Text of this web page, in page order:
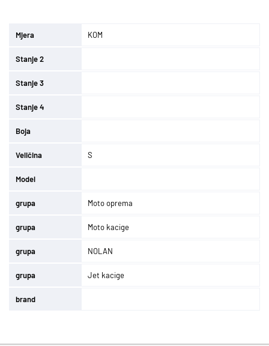
Mjera KOM
Stanje 2
Stanje 3
Stanje 4
Boja
Veličina S
Model
grupa Moto oprema
grupa Moto kacige
grupa NOLAN
grupa Jet kacige
brand